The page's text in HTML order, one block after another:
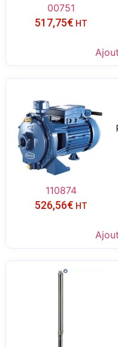
00751
517,75€ HT
110874
526,56€ HT